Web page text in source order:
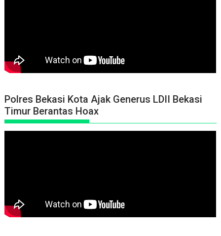
Polres Bekasi Kota Ajak Generus LDII Bekasi
Timur Berantas Hoax